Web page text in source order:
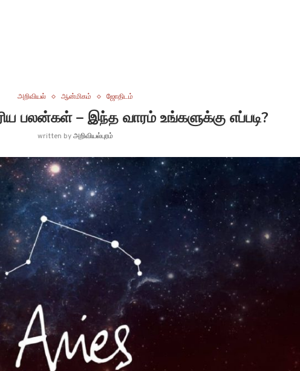
அறிவியல் ஆன்மிகம் ஜோதிடம்
பலன்கள் – இந்த வாரம் உங்களுக்கு எப்படி?
written byஅறிவியல்புரம்